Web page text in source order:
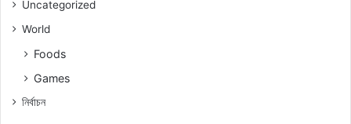
Uncategorized
World
Foods
Games
নিৰ্বাচন